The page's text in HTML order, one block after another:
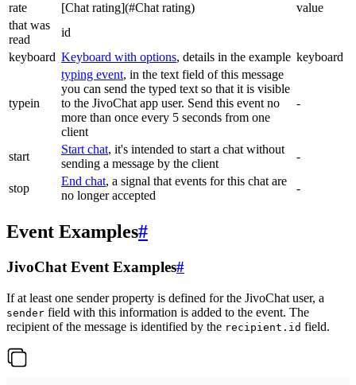
rate
[Chat rating](#Chat rating)
value
that was
read
id
keyboard Keyboard with options, details in the example keyboard
typein
typing event, in the text field of this message
you can send the typed text so that it is visible
to the JivoChat app user. Send this event no
more than once every 5 seconds from one
client
-
start
Start chat, it's intended to start a chat without
sending a message by the client
-
stop
End chat, a signal that events for this chat are
no longer accepted
-
Event Examples#
JivoChat Event Examples#
If at least one sender property is defined for the JivoChat user, a
sender field with this information is added to the event. The
recipient of the message is identified by the recipient.id field.